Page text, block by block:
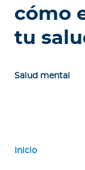
A
cómo
tu
Salud mental
Inicio